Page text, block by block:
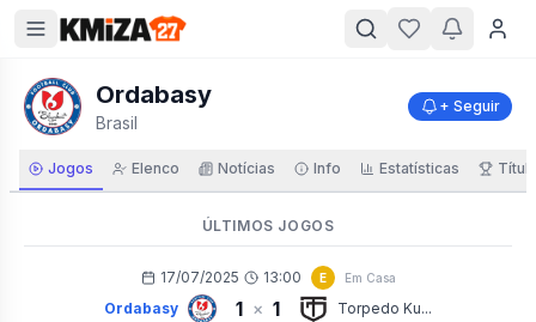
Ordabasy
Brasil
+ Seguir
Jogos Elenco Notícias Info Estatísticas
ÚLTIMOS JOGOS
17/07/2025 13:00 E Em Casa
Ordabasy 1 × 1
Torpedo Ku...